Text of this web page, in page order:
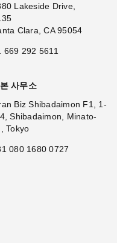
Lakeside Drive,
Clara, CA 95054
669 292 5611
사무소
Biz Shibadaimon F1, 1-
Shibadaimon, Minato-
Tokyo
080 1680 0727